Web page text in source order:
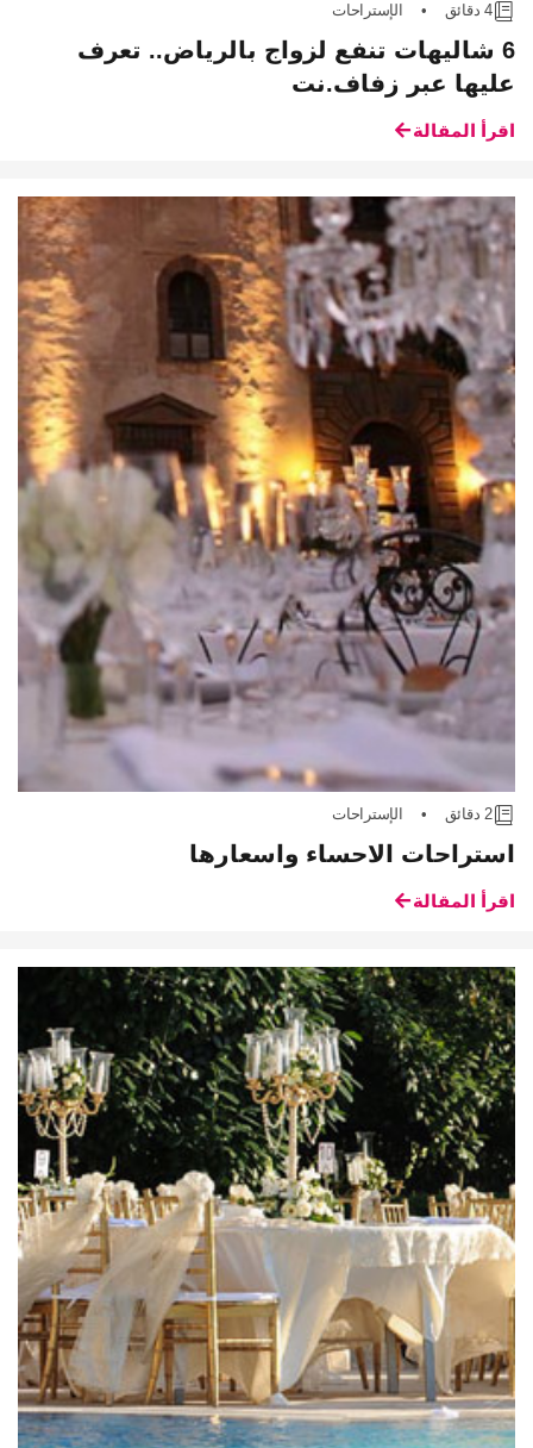
4 دقائق • الإستراحات
6 شاليهات تنفع لزواج بالرياض.. تعرف
عليها عبر زفاف.نت
اقرأ المقالة
2 دقائق • الإستراحات
استراحات الاحساء واسعارها
اقرأ المقالة